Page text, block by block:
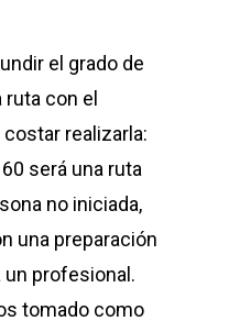
el grado de
con el
realizarla:
será una ruta
no iniciada,
una preparación
un profesional.
tomado como